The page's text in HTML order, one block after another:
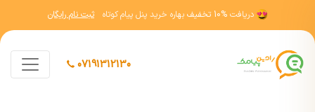
دریافت 10% تخفیف بهاره خرید پنل پیام کوتاه ثبت نام رایگان
07191312130